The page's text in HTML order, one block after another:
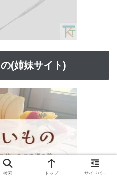
(姉妹サイト)
検索 トップ サイドバー